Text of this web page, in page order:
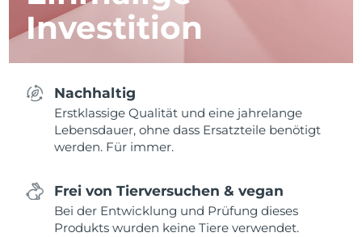
Investition
Nachhaltig
Erstklassige Qualität und eine jahrelange
Lebensdauer, ohne dass Ersatzteile benötigt
werden. Für immer.
Frei von Tierversuchen & vegan
Bei der Entwicklung und Prüfung dieses
Produkts wurden keine Tiere verwendet.